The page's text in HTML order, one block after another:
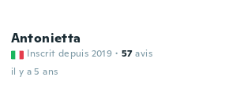
Antonietta
Inscrit depuis 2019 · 57 avis
il y a 5 ans